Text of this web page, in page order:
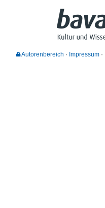
Autorenbereich Impressum